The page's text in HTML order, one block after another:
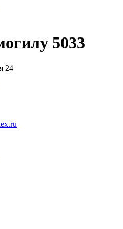
5033
24